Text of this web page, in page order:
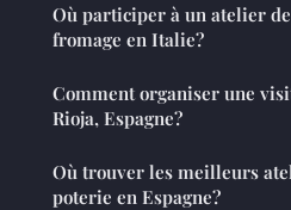
Où participer à un atelier
fromage en Italie?
Comment organiser une
Rioja, Espagne?
Où trouver les meilleurs
poterie en Espagne?